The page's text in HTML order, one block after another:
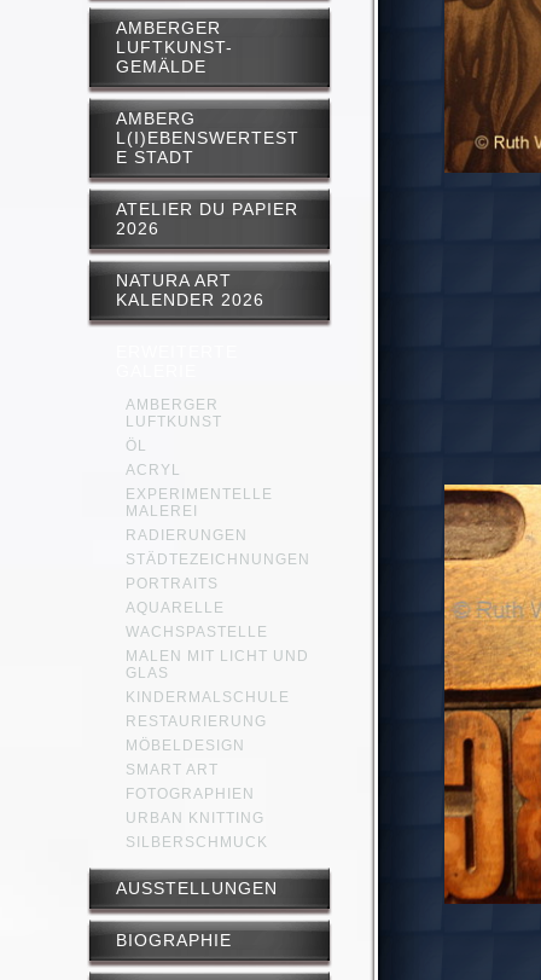
AMBERGER
LUFTKUNST-
GEMÄLDE
AMBERG
L(I)EBENSWERTEST
E STADT
ATELIER DU PAPIER
2026
NATURA ART
KALENDER 2026
AMBERGER
LUFTKUNST
ÖL
ACRYL
EXPERIMENTELLE
MALEREI
RADIERUNGEN
STÄDTEZEICHNUNGEN
PORTRAITS
AQUARELLE
WACHSPASTELLE
MALEN MIT LICHT UND
GLAS
KINDERMALSCHULE
RESTAURIERUNG
MÖBELDESIGN
SMART ART
FOTOGRAPHIEN
URBAN KNITTING
SILBERSCHMUCK
AUSSTELLUNGEN
BIOGRAPHIE